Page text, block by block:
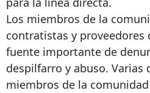
Los miembros de la
contratistas y proveedores
fuente importante de
despilfarro y abuso. Varias
miembros de la